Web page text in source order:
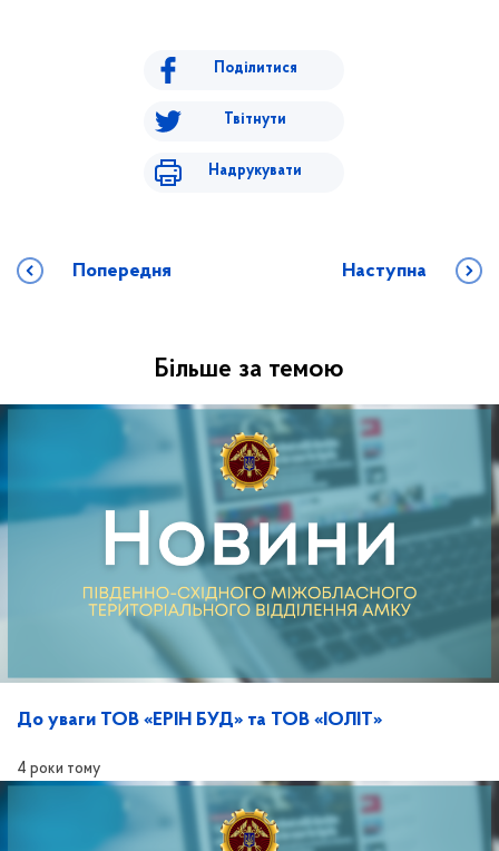
Поділитися
Твітнути
Надрукувати
Попередня Наступна
Більше за темою
До уваги ТОВ «ЕРІН БУД» та ТОВ «ІОЛІТ»
4 роки тому